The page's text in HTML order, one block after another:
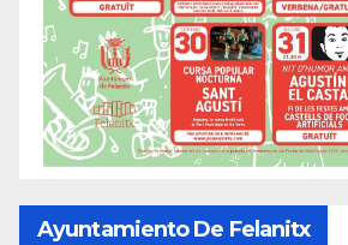
Ayuntamiento De Felanitx